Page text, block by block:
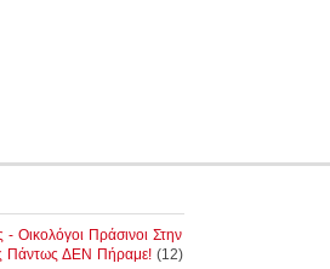
Οικολόγοι Πράσινοι Στην
Πάντως ΔΕΝ Πήραμε! (12)